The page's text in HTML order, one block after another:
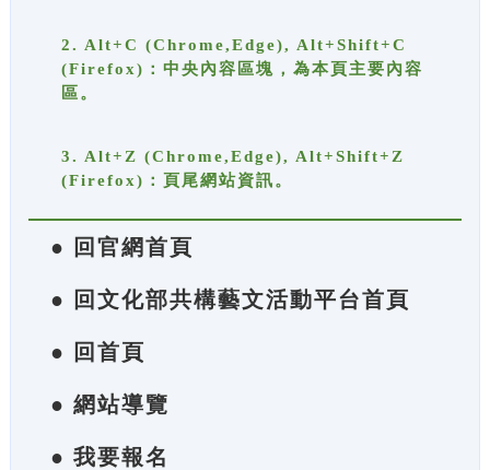
2. Alt+C (Chrome,Edge), Alt+Shift+C
(Firefox)：中央內容區塊，為本頁主要內容
區。
3. Alt+Z (Chrome,Edge), Alt+Shift+Z
(Firefox)：頁尾網站資訊。
● 回官網首頁
● 回文化部共構藝文活動平台首頁
● 回首頁
● 網站導覽
● 我要報名